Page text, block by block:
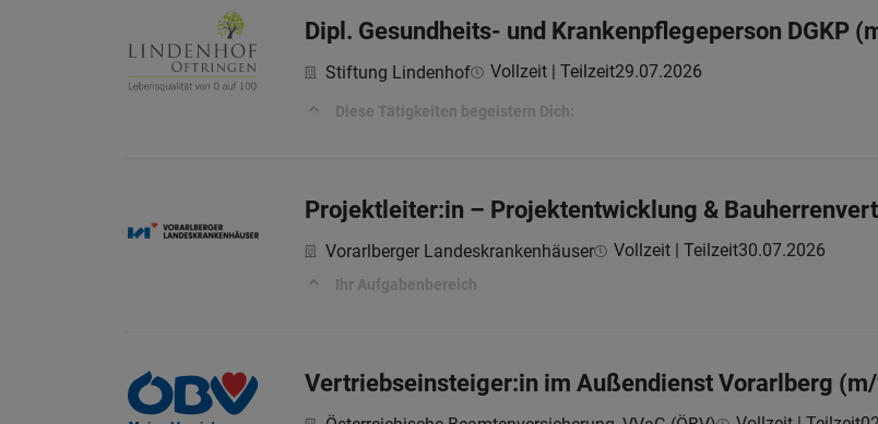
Dipl. Gesundheits- und Krankenpflegeperson DGKP
Stiftung Lindenhof Vollzeit | Teilzeit29.07.2026
Diese Tätigkeiten begeistern Dich:
Projektleiter:in – Projektentwicklung &
Vorarlberger Landeskrankenhäuser Vollzeit | Teilzeit30.07.2026
Ihr Aufgabenbereich
Vertriebseinsteiger:in im Außendienst Vorarlberg